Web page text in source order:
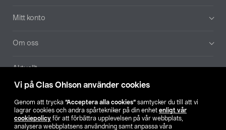
Vi på Clas Ohlson använder cookies
Genom att trycka ”Acceptera alla cookies” samtycker du till att vi
lagrar cookies och andra spårtekniker på din enhet enligt vår
cookiepolicy för att förbättra upplevelsen på vår webbplats,
analysera webbplatsens användning samt anpassa våra
Mitt konto
Om oss
Aktuellt
Hitta butik